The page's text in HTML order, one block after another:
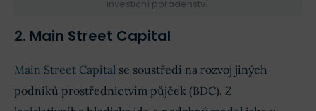
investiční poradenství.
2. Main Street Capital
Main Street Capital se soustředí na rozvoj jiných
podniků prostřednictvím půjček (BDC). Z